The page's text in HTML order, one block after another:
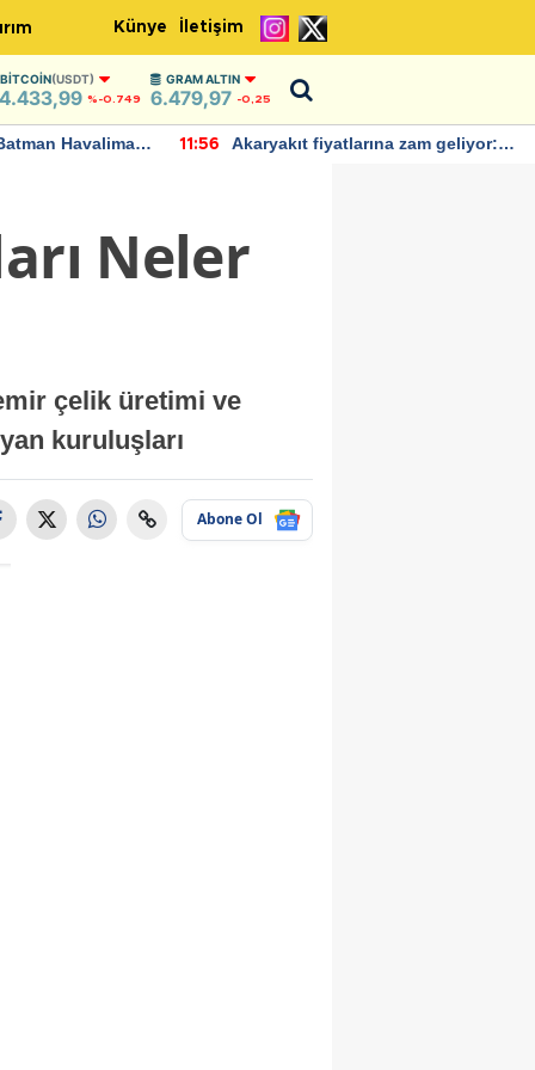
Künye İletişim
BITCOIN(USDT)
%-0.749
GRAM ALTIN
6.479,97 -0,25
Havalimanı
11:56
Akaryakıt fiyatlarına zam geliyor:
Neler
çelik üretimi ve
kuruluşları
Abone Ol